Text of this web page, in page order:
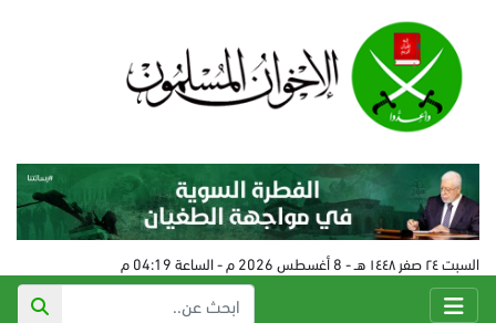
السبت ٢٤ صفر ١٤٤٨ هـ - 8 أغسطس 2026 م - الساعة 04:19 م